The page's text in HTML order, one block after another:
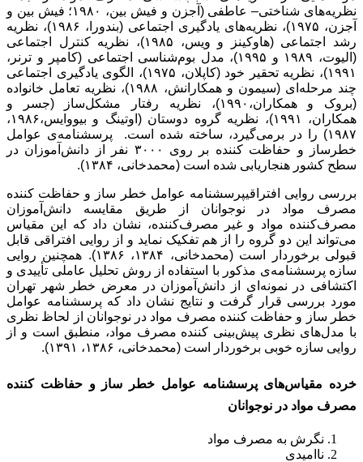
نظریه‌های شناختی– عاطفی (آجزن و فیش بین، ۱۹۸۰؛ فیش بین و
آجزن، ۱۹۷۵)، نظریه‌های یادگیری اجتماعی (بندورا، ۱۹۸۶)، نظریه
رشد اجتماعی (هاوکینز و ویس، ۱۹۸۵)، نظریه کنترل اجتماعی
(الیوت، ۱۹۸۹ و ۱۹۹۵)، مدل ­بوم‌شناسی اجتماعی (کامپر و ترنر،
۱۹۹۱)، نظریه تحقیر خود (کاپلان، ۱۹۷۵)، الگوی یادگیری اجتماعی
چند مرحله‌ای (سیمون و همکارانش، ۱۹۸۸)، نظریه تعامل خانواده
(بروک و همکاران،۱۹۹۰)، نظریه رفتار مشکل‌ساز (جسر و
همکاران، ۱۹۹۱)، نظریه گروه دوستان (اوتینگ و بیووایس،۱۹۸۶،
۱۹۸۷) را در برمی‌گیرد، ساخته شده است. پرسشنامه‌ی عوامل
خطرساز و حفاظت کننده بر روی ۳۰۰۰ نفر از دانش‌آموزان در
سطح کشور هنجاریابی شده است (محمدخانی، ۱۳۸۴).
بررسی روایی افتراقیپرسشنامه‌ عوامل خطر ساز و حفاظت کننده
مصرف مواد در نوجوانان از طریق مقایسه دانش‌آموزان
مصرف‌کننده مواد و غیر مصرف‌کننده، نشان داد که این مقیاس
می‌تواند این دو گروه را از هم تفکیک نماید و از روایی افتراقی قابل
قبولی برخوردار است (محمدخانی، ۱۳۸۴، ۱۳۸۶). همچنین روایی
سازه پرسشنامه‌ی مذکور با استفاده از روش تحلیل عاملی تأییدی و
اکتشافی در نمونه‌ای از دانش‌آموزان در معرض خطر شهر تهران
مورد بررسی قرار گرفت و نتایج نشان داد که پرسشنامه‌ عوامل
خطر ساز و حفاظت کننده مصرف مواد در نوجوانان از لحاظ نظری
با مدل‌های نظری پیش‌بینی کننده مصرف مواد، منطبق است و از
روایی سازه خوبی برخوردار است (محمدخانی، ۱۳۸۶، ۱۳۹۱).
خرده مقیاس‌های پرسشنامه‌ عوامل خطر ساز و حفاظت کننده
مصرف مواد در نوجوانان
نگرش به مصرف مواد
ناامیدی